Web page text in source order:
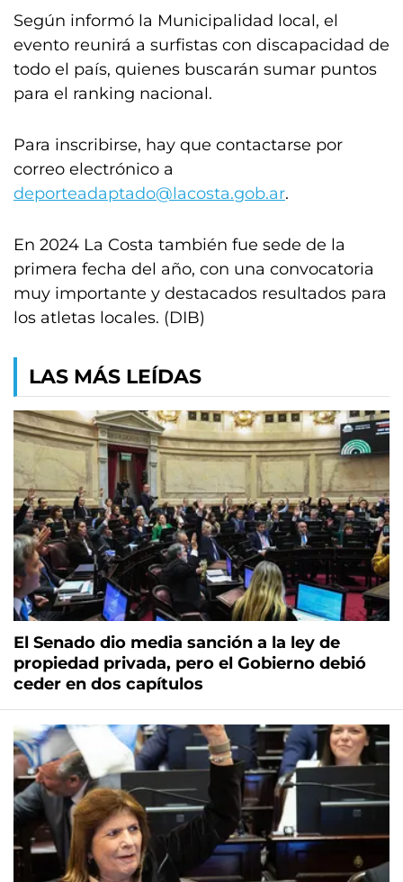
Según informó la Municipalidad local, el
evento reunirá a surfistas con discapacidad de
todo el país, quienes buscarán sumar puntos
para el ranking nacional.
Para inscribirse, hay que contactarse por
correo electrónico a
deporteadaptado@lacosta.gob.ar.
En 2024 La Costa también fue sede de la
primera fecha del año, con una convocatoria
muy importante y destacados resultados para
los atletas locales. (DIB)
LAS MÁS LEÍDAS
El Senado dio media sanción a la ley de
propiedad privada, pero el Gobierno debió
ceder en dos capítulos